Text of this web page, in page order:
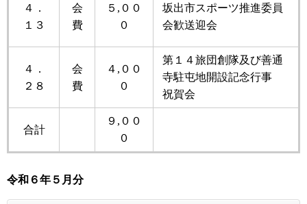
４．
１３
会
費
５,００
０
坂出市スポーツ推進委員
会歓送迎会
４．
２８
会
費
４,００
０
第１４旅団創隊及び善通
寺駐屯地開設記念行事
祝賀会
合計
９,００
０
令和６年 ５月分